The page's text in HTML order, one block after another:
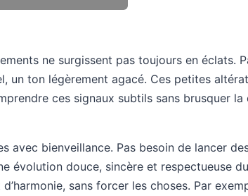
ne surgissent pas toujours en
un ton légèrement agacé. Ces petites
ces signaux subtils sans brusquer
avec bienveillance. Pas besoin de lancer
évolution douce, sincère et respectueuse
sans forcer les choses. Par